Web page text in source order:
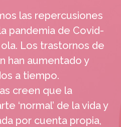
las repercusiones
pandemia de Covid-
Los trastornos de
han aumentado y
a tiempo.
creen que la
‘normal’ de la vida y
por cuenta propia,